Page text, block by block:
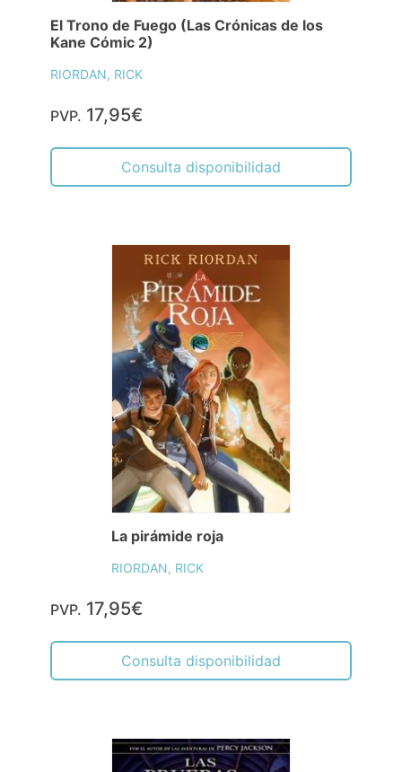
El Trono de Fuego (Las Crónicas de los
Kane Cómic 2)
RIORDAN, RICK
PVP. 17,95€
Consulta disponibilidad
La pirámide roja
RIORDAN, RICK
PVP. 17,95€
Consulta disponibilidad